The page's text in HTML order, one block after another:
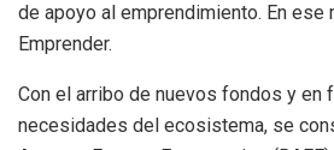
de apoyo al emprendimiento. En ese
Emprender.
Con el arribo de nuevos fondos y en
necesidades del ecosistema, se